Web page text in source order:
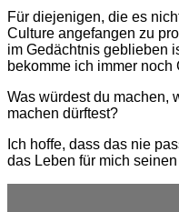
Für diejenigen, die es
Culture angefangen zu
im Gedächtnis geblieben
bekomme ich immer noch
Was würdest du machen,
machen dürftest?
Ich hoffe, dass das nie
das Leben für mich